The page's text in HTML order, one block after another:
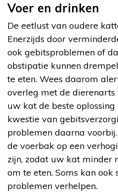
Voer en drinken
De eetlust van oudere
Enerzijds door
ook gebitsproblemen of
obstipatie kunnen
te eten. Wees daarom
overleg met de
uw kat de beste oplossing
kwestie van
problemen daarna
de voerbak op een
zijn, zodat uw kat minder
om te eten. Soms kan
problemen verhelpen.